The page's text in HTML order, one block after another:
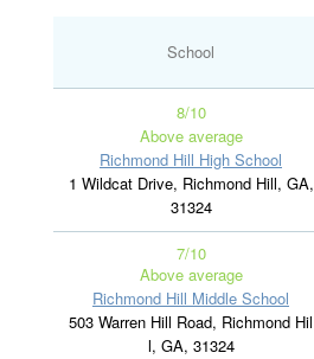
School
8/10
Above average
Richmond Hill High School
1 Wildcat Drive, Richmond Hill, GA,
31324
7/10
Above average
Richmond Hill Middle School
503 Warren Hill Road, Richmond Hil
l, GA, 31324